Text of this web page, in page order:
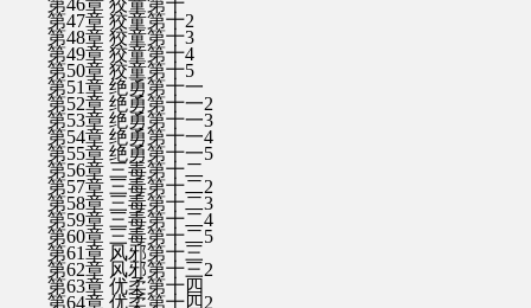
第46章 狡童第十
第47章 狡童第十2
第48章 狡童第十3
第49章 狡童第十4
第50章 狡童第十5
第51章 绝勇第十一
第52章 绝勇第十一2
第53章 绝勇第十一3
第54章 绝勇第十一4
第55章 绝勇第十一5
第56章 三毒第十二
第57章 三毒第十二2
第58章 三毒第十二3
第59章 三毒第十二4
第60章 三毒第十二5
第61章 风邪第十三
第62章 风邪第十三2
第63章 优柔第十四
第64章 优柔第十四2